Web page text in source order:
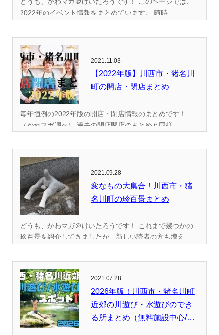
どうも、かわマガ＠けいたろうです！ このページでは、
2022年のイベント情報をまとめています。 随時...
2021.11.03
【2022年版】川西市・猪名川
町の開店・閉店まとめ
毎年恒例の2022年版の開店・閉店情報のまとめです！
（かわマガ調べ） 過去の開店閉店のまとめと同様...
2021.09.28
変なもの大集合！川西市・猪
名川町の珍百景まとめ
どうも、かわマガ＠けいたろうです！ これまで幾つかの
珍百景を紹介してきましたが、新しい読者の方も増え...
2021.07.28
2026年版！川西市・猪名川町
近郊の川遊び・水遊びのでき
る所まとめ（無料施設中心/